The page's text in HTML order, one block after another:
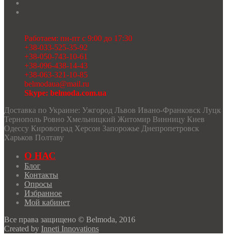
Работаем: пн-пт с 9:00 до 17:30
+38-033-525-35-92
+38-050-743-10-61
+38-096-438-14-43
+38-063-321-10-85
belmodaua@mail.ru
Skype: belmoda.com.ua
Доставка по Украине: Ужгород Львов Ивано-Франковск Луцк
Тернополь Ровно Хмельницкий Житомир Винницу Киев
Одессу Кировоград Херсон Запорожье Днепропетровск
Харьков Полтаву
О НАС
Блог
Контакты
Опросы
Избранное
Мой кабинет
Все права защищено © Belmoda, 2016
Created by Inneti Innovations